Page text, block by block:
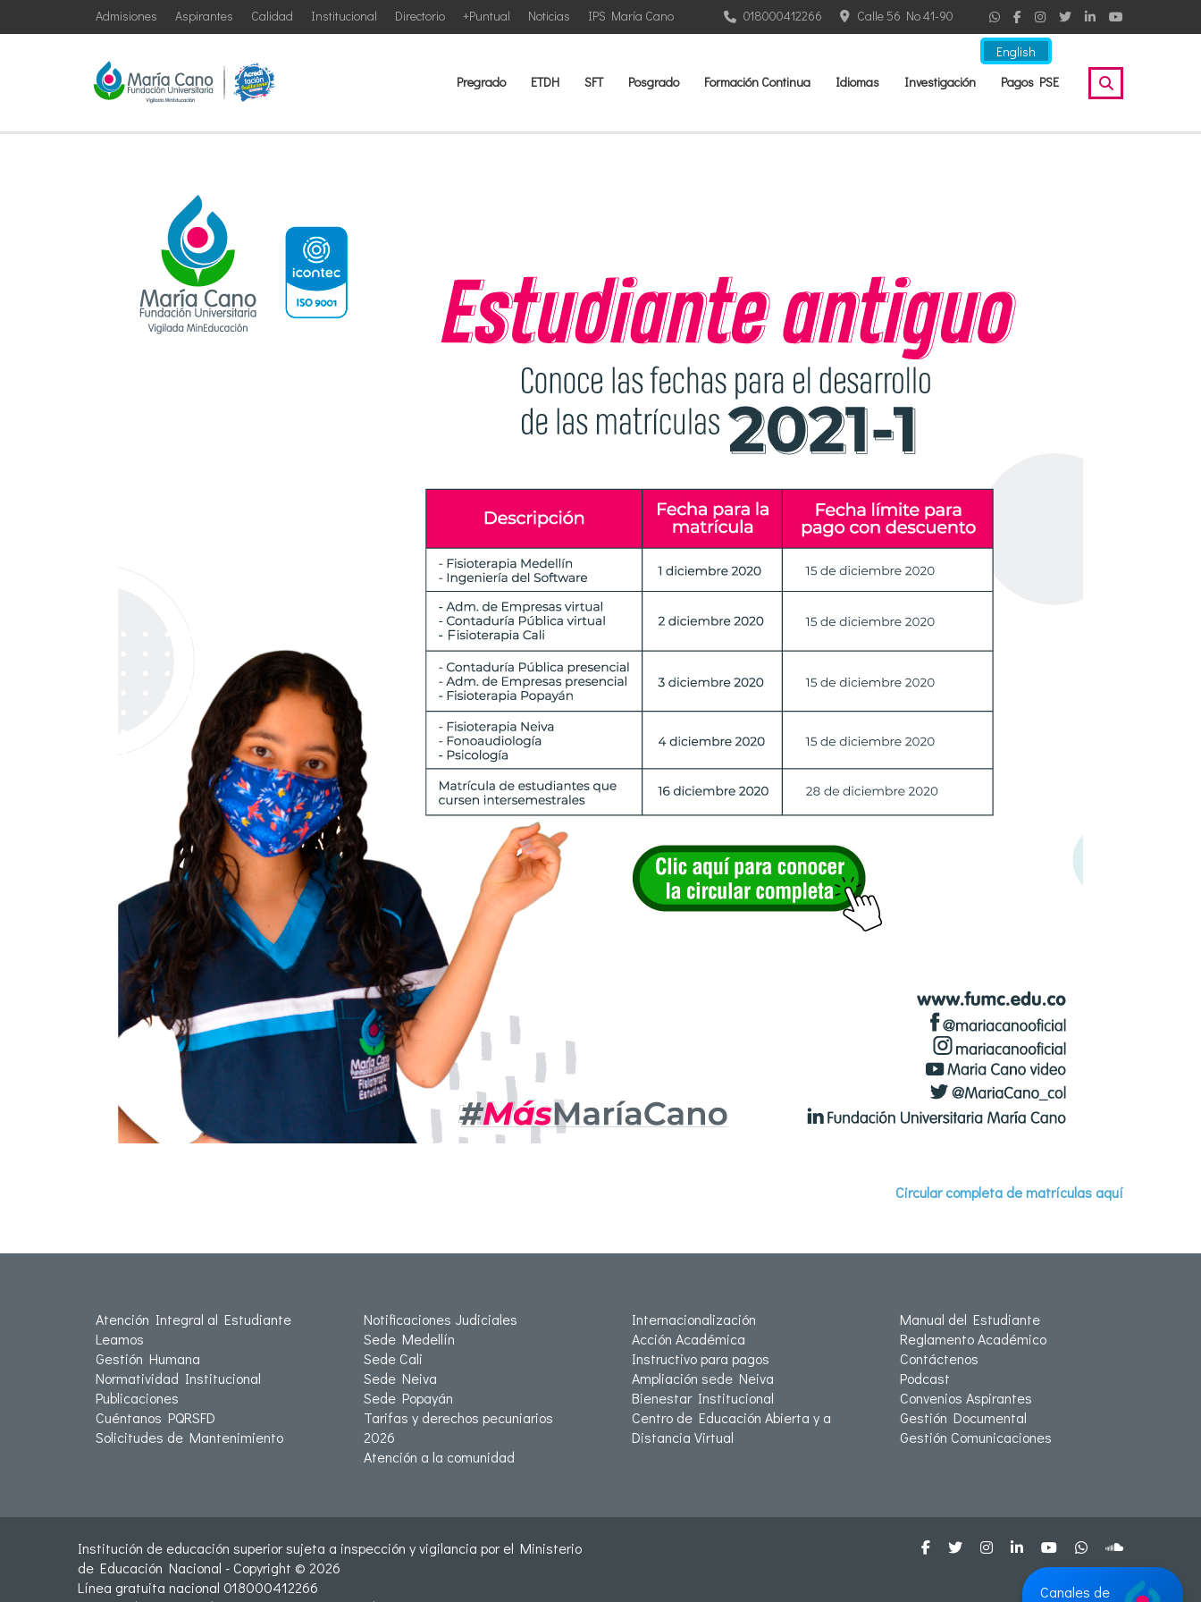
English
IPS María Cano
Noticias
+Puntual
Directorio
Institucional
Calidad
Aspirantes
Admisiones Calle 56 No 41-90
018000412266
Pregrado ETDH SFT Posgrado Formación Continua Idiomas Investigación Pagos PSE
Circular completa de matrículas aquí
Atención Integral al Estudiante
Leamos
Gestión Humana
Normatividad Institucional
Publicaciones
Cuéntanos PQRSFD
Solicitudes de Mantenimiento
Notificaciones Judiciales
Sede Medellín
Sede Cali
Sede Neiva
Sede Popayán
Tarifas y derechos pecuniarios
2026
Atención a la comunidad
Internacionalización
Acción Académica
Instructivo para pagos
Ampliación sede Neiva
Bienestar Institucional
Centro de Educación Abierta y a
Distancia Virtual
Manual del Estudiante
Reglamento Académico
Contáctenos
Podcast
Convenios Aspirantes
Gestión Documental
Gestión Comunicaciones
Institución de educación superior sujeta a inspección y vigilancia por el Ministerio
de Educación Nacional - Copyright © 2026
Línea gratuita nacional 018000412266
Canales de